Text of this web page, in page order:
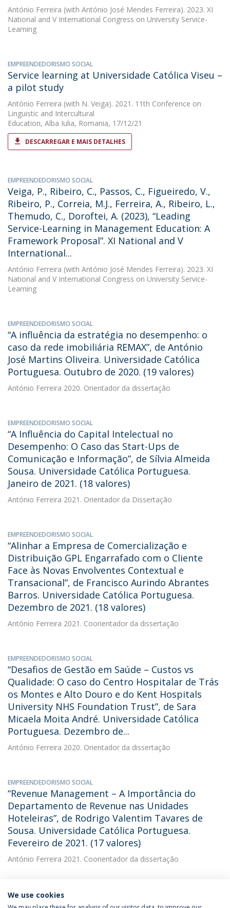
António Ferreira (with António José Mendes Ferreira). 2023. XI
National and V International Congress on University Service-
Learning
EMPREENDEDORISMO SOCIAL
Service learning at Universidade Católica Viseu –
a pilot study
António Ferreira (with N. Veiga). 2021. 11th Conference on
Linguistic and Intercultural
Education, Alba Iulia, Romania, 17/12/21
DESCARREGAR E MAIS DETALHES
EMPREENDEDORISMO SOCIAL
Veiga, P., Ribeiro, C., Passos, C., Figueiredo, V.,
Ribeiro, P., Correia, M.J., Ferreira, A., Ribeiro, L.,
Themudo, C., Doroftei, A. (2023), “Leading
Service-Learning in Management Education: A
Framework Proposal”. XI National and V
International...
António Ferreira (with António José Mendes Ferreira). 2023. XI
National and V International Congress on University Service-
Learning
EMPREENDEDORISMO SOCIAL
“A influência da estratégia no desempenho: o
caso da rede imobiliária REMAX”, de António
José Martins Oliveira. Universidade Católica
Portuguesa. Outubro de 2020. (19 valores)
António Ferreira 2020. Orientador da dissertação
EMPREENDEDORISMO SOCIAL
“A Influência do Capital Intelectual no
Desempenho: O Caso das Start-Ups de
Comunicação e Informação”, de Sílvia Almeida
Sousa. Universidade Católica Portuguesa.
Janeiro de 2021. (18 valores)
António Ferreira 2021. Orientador da Dissertação
EMPREENDEDORISMO SOCIAL
“Alinhar a Empresa de Comercialização e
Distribuição GPL Engarrafado com o Cliente
Face às Novas Envolventes Contextual e
Transacional”, de Francisco Aurindo Abrantes
Barros. Universidade Católica Portuguesa.
Dezembro de 2021. (18 valores)
António Ferreira 2021. Coorientador da dissertação
EMPREENDEDORISMO SOCIAL
“Desafios de Gestão em Saúde – Custos vs
Qualidade: O caso do Centro Hospitalar de Trás
os Montes e Alto Douro e do Kent Hospitals
University NHS Foundation Trust”, de Sara
Micaela Moita André. Universidade Católica
Portuguesa. Dezembro de...
António Ferreira 2020. Orientador da dissertação
EMPREENDEDORISMO SOCIAL
“Revenue Management – A Importância do
Departamento de Revenue nas Unidades
Hoteleiras”, de Rodrigo Valentim Tavares de
Sousa. Universidade Católica Portuguesa.
Fevereiro de 2021. (17 valores)
António Ferreira 2021. Coorientador da dissertação
We use cookies